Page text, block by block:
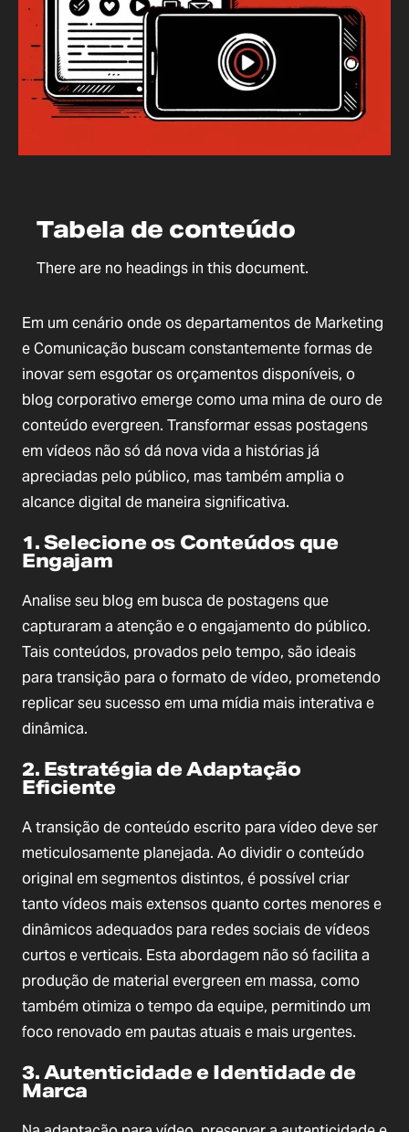
Tabela de conteúdo
There are no headings in this document.
Em um cenário onde os departamentos de Marketing
e Comunicação buscam constantemente formas de
inovar sem esgotar os orçamentos disponíveis, o
blog corporativo emerge como uma mina de ouro de
conteúdo evergreen. Transformar essas postagens
em vídeos não só dá nova vida a histórias já
apreciadas pelo público, mas também amplia o
alcance digital de maneira significativa.
1. Selecione os Conteúdos que
Engajam
Analise seu blog em busca de postagens que
capturaram a atenção e o engajamento do público.
Tais conteúdos, provados pelo tempo, são ideais
para transição para o formato de vídeo, prometendo
replicar seu sucesso em uma mídia mais interativa e
dinâmica.
2. Estratégia de Adaptação
Eficiente
A transição de conteúdo escrito para vídeo deve ser
meticulosamente planejada. Ao dividir o conteúdo
original em segmentos distintos, é possível criar
tanto vídeos mais extensos quanto cortes menores e
dinâmicos adequados para redes sociais de vídeos
curtos e verticais. Esta abordagem não só facilita a
produção de material evergreen em massa, como
também otimiza o tempo da equipe, permitindo um
foco renovado em pautas atuais e mais urgentes.
3. Autenticidade e Identidade de
Marca